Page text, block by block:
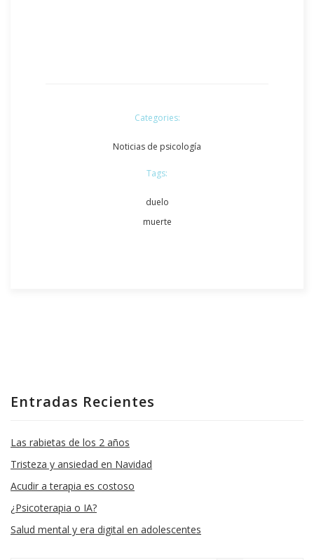
Categories:
Noticias de psicología
Tags:
duelo
muerte
Entradas Recientes
Las rabietas de los 2 años
Tristeza y ansiedad en Navidad
Acudir a terapia es costoso
¿Psicoterapia o IA?
Salud mental y era digital en adolescentes